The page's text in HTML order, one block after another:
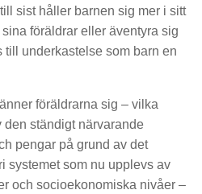
sist håller barnen sig mer i sitt
föräldrar eller äventyra sig
underkastelse som barn en
föräldrarna sig – vilka
ständigt närvarande
pengar på grund av det
systemet som nu upplevs av
och socioekonomiska nivåer –